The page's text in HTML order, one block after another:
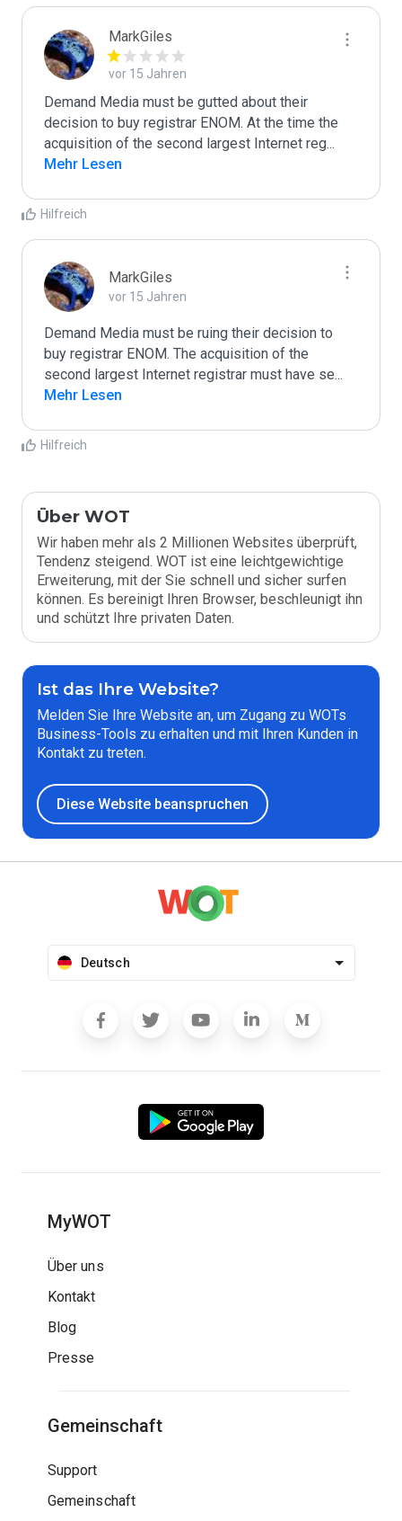
MarkGiles
vor 15 Jahren
Demand Media must be gutted about their
decision to buy registrar ENOM. At the time the
acquisition of the second largest Internet reg...
Mehr Lesen
Hilfreich
MarkGiles
vor 15 Jahren
Demand Media must be ruing their decision to
buy registrar ENOM. The acquisition of the
second largest Internet registrar must have se...
Mehr Lesen
Hilfreich
Über WOT
Wir haben mehr als 2 Millionen Websites überprüft,
Tendenz steigend. WOT ist eine leichtgewichtige
Erweiterung, mit der Sie schnell und sicher surfen
können. Es bereinigt Ihren Browser, beschleunigt ihn
und schützt Ihre privaten Daten.
Ist das Ihre Website?
Melden Sie Ihre Website an, um Zugang zu WOTs
Business-Tools zu erhalten und mit Ihren Kunden in
Kontakt zu treten.
Diese Website beanspruchen
Deutsch
MyWOT
Über uns
Kontakt
Blog
Presse
Gemeinschaft
Support
Gemeinschaft